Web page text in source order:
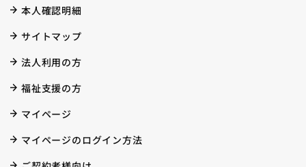
本人確認明細
サイトマップ
法人利用の方
福祉支援の方
マイページ
マイページのログイン方法